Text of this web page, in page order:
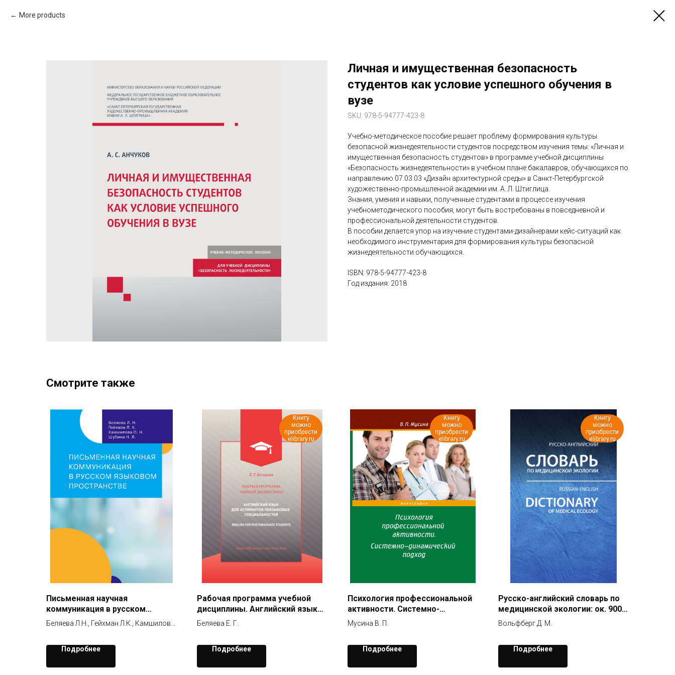
More products
Личная и имущественная безопасность
студентов как условие успешного обучения в
вузе
SKU: 978-5-94777-423-8
Учебно-методическое пособие решает проблему формирования культуры
безопасной жизнедеятельности студентов посредством изучения темы: «Личная и
имущественная безопасность студентов» в программе учебной дисциплины
«Безопасность жизнедеятельности» в учебном плане бакалавров, обучающихся по
направлению 07.03.03 «Дизайн архитектурной среды» в Санкт-Петербургской
художественно-промышленной академии им. А. Л. Штиглица.
Знания, умения и навыки, полученные студентами в процессе изучения
учебнометодического пособия, могут быть востребованы в повседневной и
профессиональной деятельности студентов.
В пособии делается упор на изучение студентами-дизайнерами кейс-ситуаций как
необходимого инструментария для формирования культуры безопасной
жизнедеятельности обучающихся.
ISBN: 978-5-94777-423-8
Год издания: 2018
Смотрите также
Письменная научная
коммуникация в русском
языковом пространстве
Беляева Л.Н., Гейхман Л.К., Камшилова
Подробнее
Книгу
можно
приобрести
elibrary.ru
Рабочая программа учебной
дисциплины. Английский язык
для аспирантов неязыковых
Беляева Е. Г.
Подробнее
Книгу
можно
приобрести
elibrary.ru
Психология профессиональной
активности. Системно-
динамический подход
Мусина В. П.
Подробнее
Книгу
можно
приобрести
elibrary.ru
Русско-английский словарь по
медицинской экологии: ок. 9000
терминов
Вольфберг Д. М.
Подробнее